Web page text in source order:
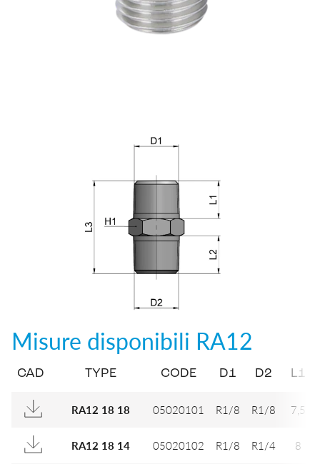
Misure disponibili RA12
CAD TYPE CODE D1 D2 L1
RA12 18 18 05020101 R1/8 R1/8 7,5
RA12 18 14 05020102 R1/8 R1/4 8